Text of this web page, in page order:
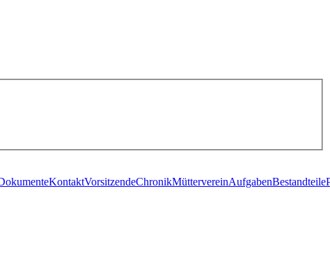
KontaktVorsitzendeChronikMüttervereinAufgabenBestandteile